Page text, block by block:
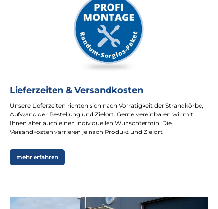
Lieferzeiten & Versandkosten
Unsere Lieferzeiten richten sich nach Vorrätigkeit der Strandkörbe,
Aufwand der Bestellung und Zielort. Gerne vereinbaren wir mit
Ihnen aber auch einen individuellen Wunschtermin. Die
Versandkosten varrieren je nach Produkt und Zielort.
mehr erfahren